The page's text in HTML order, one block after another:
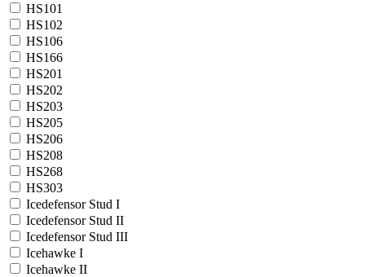
HS101
HS102
HS106
HS166
HS201
HS202
HS203
HS205
HS206
HS208
HS268
HS303
Icedefensor Stud I
Icedefensor Stud II
Icedefensor Stud III
Icehawke I
Icehawke II